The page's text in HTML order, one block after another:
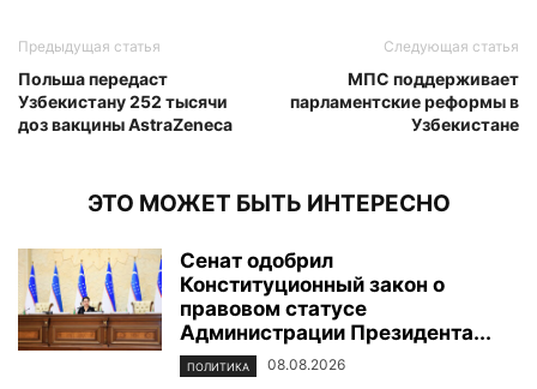
Предыдущая статья
Польша передаст
Узбекистану 252 тысячи
доз вакцины AstraZeneca
Следующая статья
МПС поддерживает
парламентские реформы в
Узбекистане
ЭТО МОЖЕТ БЫТЬ ИНТЕРЕСНО
Сенат одобрил
Конституционный закон о
правовом статусе
Администрации Президента...
ПОЛИТИКА 08.08.2026